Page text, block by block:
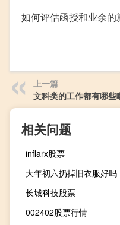
如何评估函授和业余的
上一篇
文科类的工作都有哪些
相关问题
inflarx股票
大年初六扔掉旧衣服好吗
长城科技股票
002402股票行情